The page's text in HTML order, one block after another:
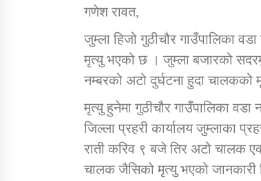
गणेश रावत,
जुम्ला हिजो गुठीचौर गाउँपालिका
मृत्यु भएको छ । जुम्ला बजारको
नम्बरको अटो दुर्घटना हुदा चालकको
मृत्यु हुनेमा गुठीचौर गाउँपालिका
जिल्ला प्रहरी कार्यालय जुम्लाका
राती करिव ९ बजे तिर अटो चालक
चालक जैसिको मृत्यु भएको जानकारी